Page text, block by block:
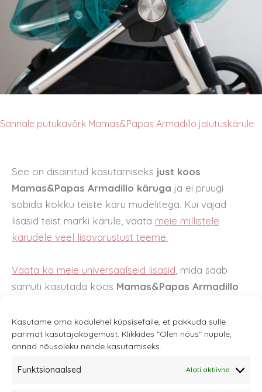
Kasutame oma kodulehel küpsisefaile, et pakkuda sulle
parimat kasutajakogemust. Klikkides "Olen nõus" nupule,
annad nõusoleku nende kasutamiseks.
Funktsionaalsed Alati aktiivne
Sannale putukavõrk Mamas&Papas Armadillo jalutuskärule
See on disainitud kasutamiseks just koos
Mamas&Papas Armadillo käruga ja ei pruugi
sobida kokku teiste käru mudelitega. Kui vajad
lisasid teist marki kärule, vaata meie millistele
kärudele veel lisavarustust teeme.
Vaata ka meie universaalseid lisasid , mida saab
samuti kasutada koos Mamas&Papas Armadillo